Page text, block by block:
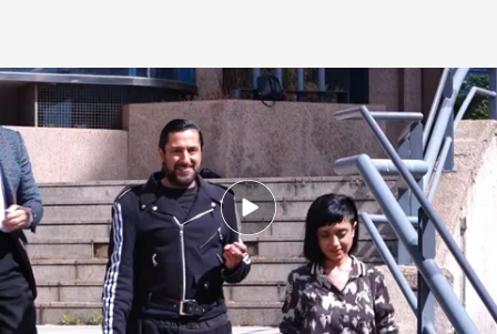
Las primeras palabras de Rafael Amargo tras su salida de la Audiencia
Redacción digital Noticias Cuatro Europa Press
14 MAY 2024 - 15:33h.
El bailaor llegó a pasar seis meses en prisión
por no presentarse a firmar en los juzgados
La Audiencia Provincial considera nulos los
registros policiales y las intervenciones